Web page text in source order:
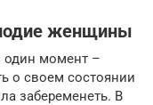
женщины
один момент –
о своем состоянии
забеременеть. В